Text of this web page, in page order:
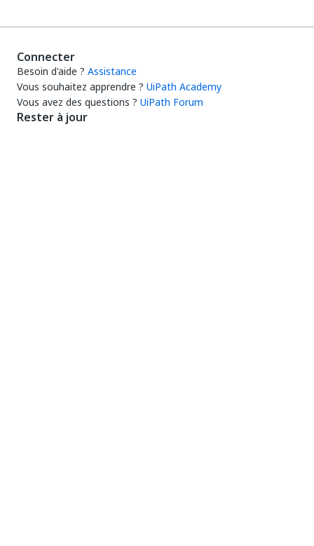
Connecter
Besoin d'aide ? Assistance
Vous souhaitez apprendre ? UiPath Academy
Vous avez des questions ? UiPath Forum
Rester à jour